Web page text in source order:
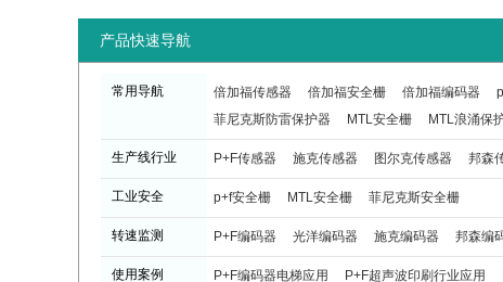
产品快速导航
常用导航 倍加福传感器 倍加福安全栅 倍加福编码器
菲尼克斯防雷保护器
MTL安全栅 MTL浪涌保
生产线行业 P+F传感器 施克传感器 图尔克传感器 邦森
工业安全 p+f安全栅 MTL安全栅 菲尼克斯安全栅
转速监测 P+F编码器 光洋编码器 施克编码器 邦森编
使用案例 P+F编码器电梯应用 P+F超声波印刷行业应用